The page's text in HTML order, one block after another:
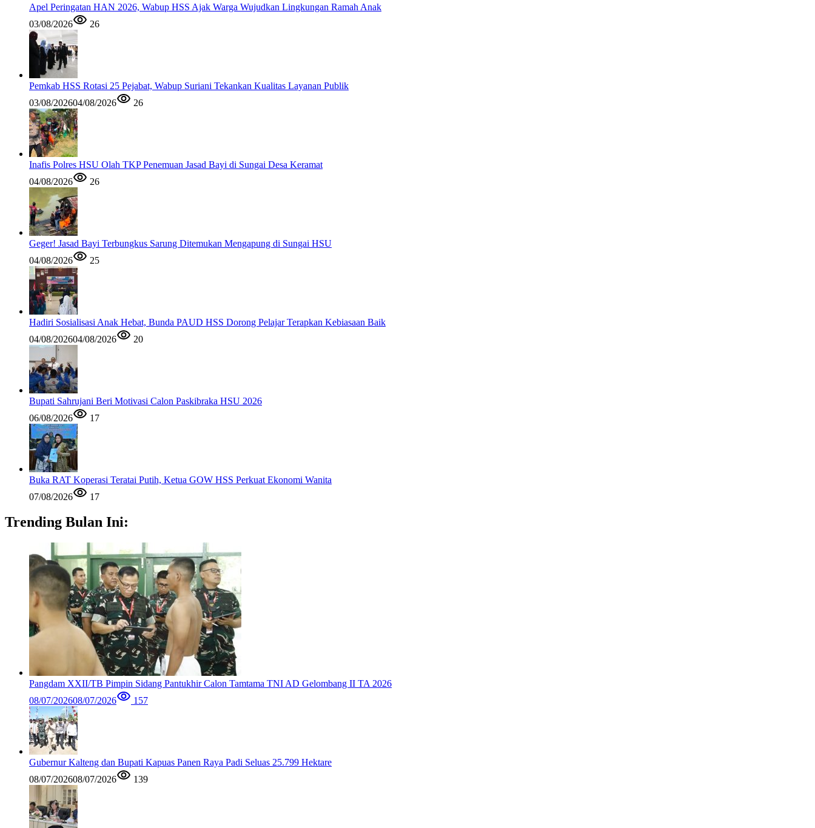
Apel Peringatan HAN 2026, Wabup HSS Ajak Warga Wujudkan Lingkungan Ramah Anak
03/08/2026
26
Pemkab HSS Rotasi 25 Pejabat, Wabup Suriani Tekankan Kualitas Layanan Publik
03/08/202604/08/2026 26
Inafis Polres HSU Olah TKP Penemuan Jasad Bayi di Sungai Desa Keramat
04/08/2026
26
Geger! Jasad Bayi Terbungkus Sarung Ditemukan Mengapung di Sungai HSU
04/08/2026
25
Hadiri Sosialisasi Anak Hebat, Bunda PAUD HSS Dorong Pelajar Terapkan Kebiasaan Baik
04/08/202604/08/2026 20
Bupati Sahrujani Beri Motivasi Calon Paskibraka HSU 2026
06/08/2026
17
Buka RAT Koperasi Teratai Putih, Ketua GOW HSS Perkuat Ekonomi Wanita
07/08/2026
17
Trending Bulan Ini:
Pangdam XXII/TB Pimpin Sidang Pantukhir Calon Tamtama TNI AD Gelombang II TA 2026
08/07/202608/07/2026 157
Gubernur Kalteng dan Bupati Kapuas Panen Raya Padi Seluas 25.799 Hektare
08/07/202608/07/2026 139